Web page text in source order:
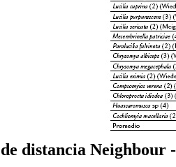
distancia Neighbour